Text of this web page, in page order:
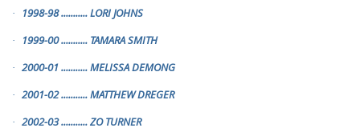
· 1998-98...........LORI JOHNS
· 1999-00........... TAMARA SMITH
· 2000-01...........MELISSA DEMONG
· 2001-02...........MATTHEW DREGER
· 2002-03...........ZO TURNER